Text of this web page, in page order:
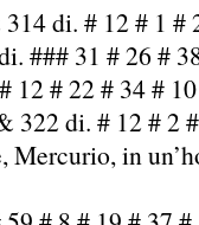
di. # 12 # 1 #
### 31 # 26 #
12 # 22 # 34 #
322 di. # 12 # 2
Mercurio, in